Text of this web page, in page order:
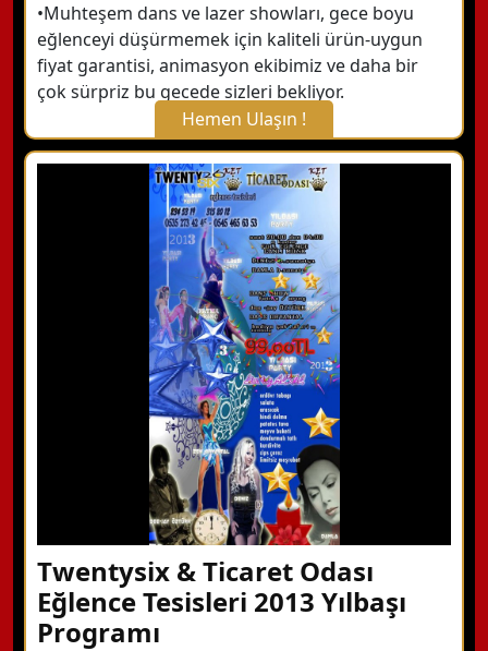
•Muhteşem dans ve lazer showları, gece boyu
eğlenceyi düşürmemek için kaliteli ürün-uygun
fiyat garantisi, animasyon ekibimiz ve daha bir
çok sürpriz bu gecede sizleri bekliyor.
Hemen Ulaşın !
X Kapat
WhatsApp ile Bilgi Alın
Hemen Arayın
Detaylı Bilgi Alın
Twentysix & Ticaret Odası
Eğlence Tesisleri 2013 Yılbaşı
Programı